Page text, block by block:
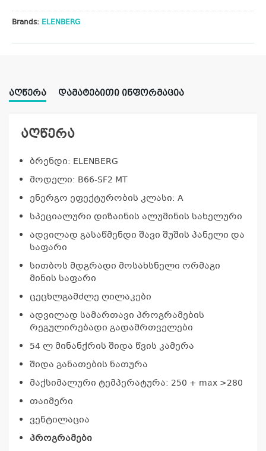
Brands: ELENBERG
ᲐᲦᲬᲔᲠᲐ ᲓᲐᲛᲐᲢᲔᲑᲘᲗᲘ ᲘᲜᲤᲝᲠᲛᲐᲪᲘᲐ
აღწერა
ბრენდი: ELENBERG
მოდელი: B66-SF2 MT
ენერგო ეფექტურობის კლასი: A
სპეციალური დიზაინის ალუმინის სახელური
ადვილად გასაწმენდი შავი შუშის პანელი და
საფარი
სითბოს მდგრადი მოსახსნელი ორმაგი
მინის საფარი
ცეცხლგამძლე ღილაკები
ადვილად სამართავი პროგრამების
რეგულირებადი გადამრთველები
54 ლ მინანქრის შიდა წვის კამერა
შიდა განათების ნათურა
მაქსიმალური ტემპერატურა: 250 + max >280
თაიმერი
ვენტილაცია
პროგრამები